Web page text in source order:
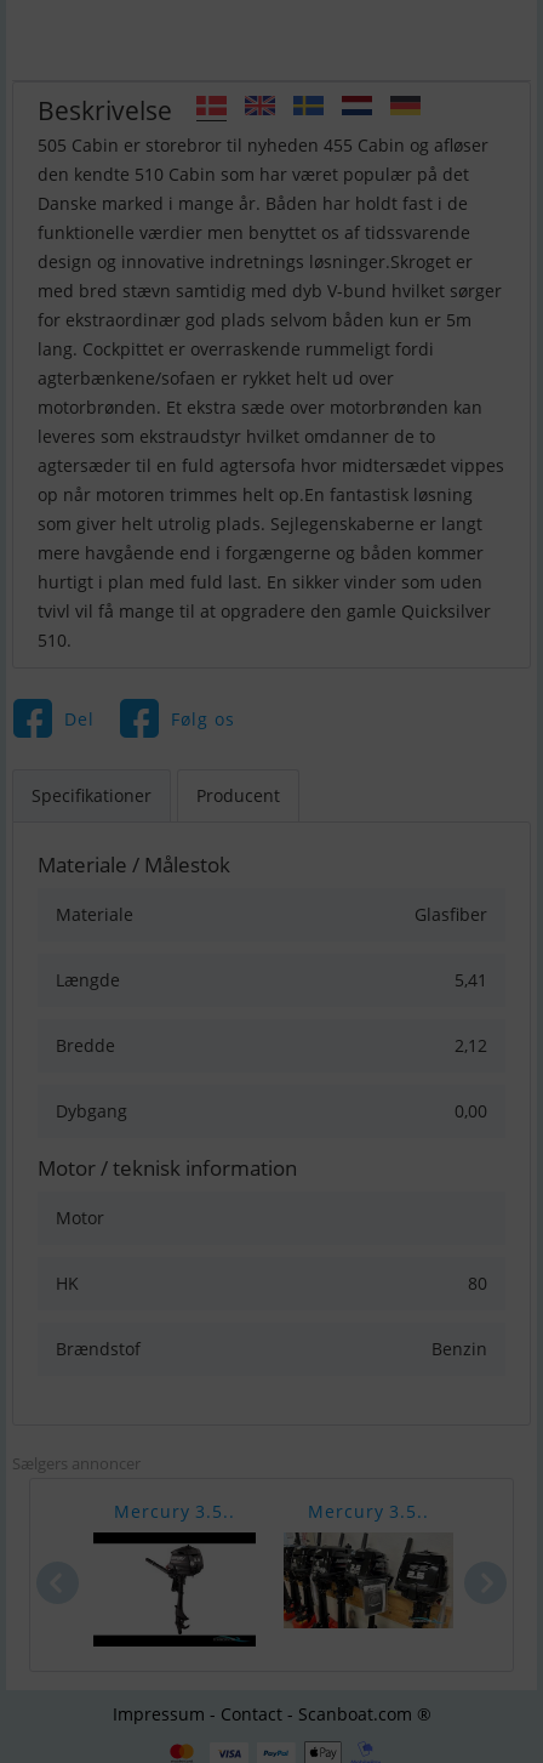
Beskrivelse
505 Cabin er storebror til nyheden 455 Cabin og afløser
den kendte 510 Cabin som har været populær på det
Danske marked i mange år. Båden har holdt fast i de
funktionelle værdier men benyttet os af tidssvarende
design og innovative indretnings løsninger.Skroget er
med bred stævn samtidig med dyb V-bund hvilket sørger
for ekstraordinær god plads selvom båden kun er 5m
lang. Cockpittet er overraskende rummeligt fordi
agterbænkene/sofaen er rykket helt ud over
motorbrønden. Et ekstra sæde over motorbrønden kan
leveres som ekstraudstyr hvilket omdanner de to
agtersæder til en fuld agtersofa hvor midtersædet vippes
op når motoren trimmes helt op.En fantastisk løsning
som giver helt utrolig plads. Sejlegenskaberne er langt
mere havgående end i forgængerne og båden kommer
hurtigt i plan med fuld last. En sikker vinder som uden
tvivl vil få mange til at opgradere den gamle Quicksilver
510.
Del Følg os
Specifikationer Producent
Materiale / Målestok
Materiale Glasfiber
Længde 5,41
Bredde 2,12
Dybgang 0,00
Motor / teknisk information
Motor
HK 80
Brændstof Benzin
Sælgers annoncer
Mercury 3.5.. Mercury 3.5..
Impressum - Contact - Scanboat.com ®